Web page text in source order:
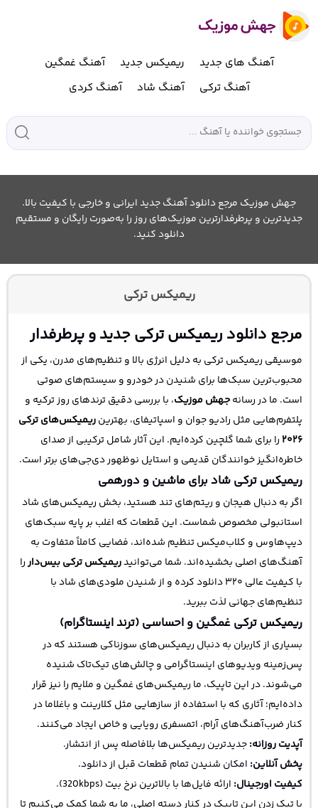
آهنگ های جدید ریمیکس جدید
آهنگ غمگین
آهنگ ترکی
آهنگ شاد آهنگ کردی
جهش موزیک مرجع دانلود آهنگ جدید ایرانی و خارجی با کیفیت بالا.
جدیدترین و پرطرفدارترین موزیک‌های روز را به‌صورت رایگان و مستقیم
دانلود کنید.
ریمیکس ترکی
مرجع دانلود ریمیکس ترکی جدید و پرطرفدار
موسیقی ریمیکس ترکی به دلیل انرژی بالا و تنظیم‌های مدرن، یکی از
محبوب‌ترین سبک‌ها برای شنیدن در خودرو و سیستم‌های صوتی
است. ما در رسانهجهش موزیک، با بررسی دقیق ترندهای روز ترکیه و
پلتفرم‌هایی مثل رادیو جوان و اسپاتیفای، بهترینریمیکس‌های ترکی
۲۰۲۶ را برای شما گلچین کرده‌ایم. این آثار شامل ترکیبی از صدای
خاطره‌انگیز خوانندگان قدیمی و استایل نوظهور دی‌جی‌های برتر است.
ریمیکس ترکی شاد برای ماشین و دورهمی
اگر به دنبال هیجان و ریتم‌های تند هستید، بخش ریمیکس‌های شاد
استانبولی مخصوص شماست. این قطعات که اغلب بر پایه سبک‌های
دیپ‌هاوس و کلاب‌میکس تنظیم شده‌اند، فضایی کاملاً متفاوت به
آهنگ‌های اصلی بخشیده‌اند. شما می‌توانیدریمیکس ترکی بیس‌داررا
با کیفیت عالی ۳۲۰ دانلود کرده و از شنیدن ملودی‌های شاد با
تنظیم‌های جهانی لذت ببرید.
ریمیکس ترکی غمگین و احساسی (ترند اینستاگرام)
بسیاری از کاربران به دنبال ریمیکس‌های سوزناکی هستند که در
پس‌زمینه ویدیوهای اینستاگرامی و چالش‌های تیک‌تاک شنیده
می‌شوند. در این تاپیک، ما ریمیکس‌های غمگین و ملایم را نیز قرار
داده‌ایم؛ آثاری که با استفاده از سازهایی مثل کلارینت و باغلاما در
کنار ضرب‌آهنگ‌های آرام، اتمسفری رویایی و خاص ایجاد می‌کنند.
آپدیت روزانه:جدیدترین ریمیکس‌ها بلافاصله پس از انتشار.
پخش آنلاین: امکان شنیدن تمام قطعات قبل از دانلود.
کیفیت اورجینال: ارائه فایل‌ها با بالاترین نرخ بیت (320kbps).
با تیک زدن این تاپیک در کنار دسته اصلی، ما به شما کمک می‌کنیم تا